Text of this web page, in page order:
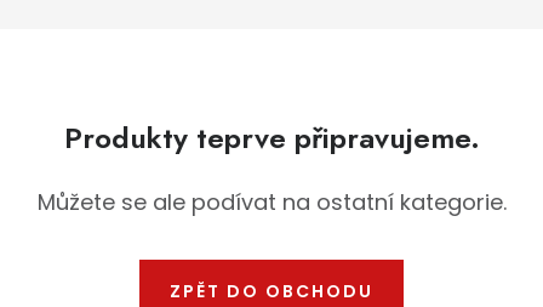
Ochranné pomůcky
Produkty teprve připravujeme.
Můžete se ale podívat na ostatní kategorie.
ZPĚT DO OBCHODU